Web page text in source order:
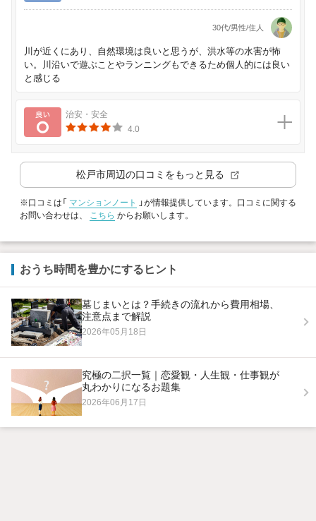
30代/男性/住人
川が近くにあり、自然環境は良いと思うが、洪水等の水害が怖
い。川沿いで遊ぶことやランニングもできるため個人的には良い
と感じる
良い
治安・安全
4.0
松戸市周辺の口コミをもっと見る
※口コミは「 マンションノート
」が情報提供しています。口コミに関する
お問い合わせは、 こちら からお願いします。
おうち時間を豊かにするヒント
墓じまいとは？手続きの流れから費用相場、
注意点まで解説
2026年05月18日
究極の二択一覧｜恋愛観・人生観・仕事観が
丸わかりになるお題集
2026年06月17日